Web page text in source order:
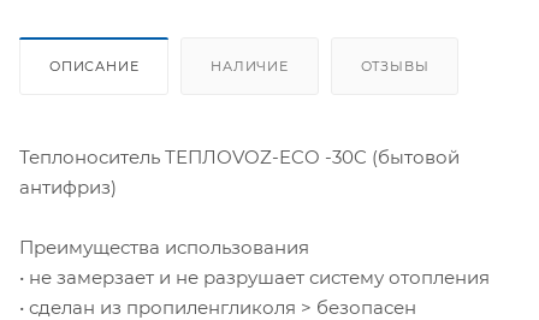
ОПИСАНИЕ НАЛИЧИЕ ОТЗЫВЫ
Теплоноситель ТЕПЛОVOZ-ECO -30C (бытовой
антифриз)
Преимущества использования
• не замерзает и не разрушает систему отопления
• сделан из пропиленгликоля > безопасен